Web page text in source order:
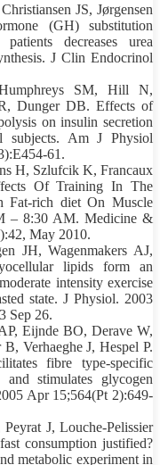
JS, Jørgensen
(GH) substitution
decreases urea
J Clin Endocrinol
SM, Hill N,
Dunger DB. Effects of
on insulin secretion
subjects. Am J Physiol
61.
H, Szlufcik K, Francaux
OfTraining In The
Fat-rich dietOn Muscle
– 8:30 AM. Medicine &
May 2010.
JH, Wagenmakers AJ,
lipids form an
intensity exercise
state. J Physiol. 2003
Sep 26.
Eijnde BO, Derave W,
Verhaeghe J, Hespel P.
fibre type-specific
stimulates glycogen
Apr 15;564(Pt 2):649-
J, Louche-Pelissier
consumption justified?
metabolic experiment in